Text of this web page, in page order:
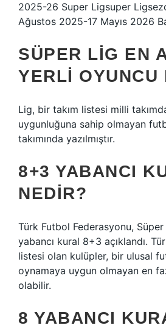
2025-26 Super Ligsuper
Ağustos 2025-17 Mayıs 2026
SÜPER LIG EN
YERLI OYUNCU
Lig, bir takım listesi milli
uygunluğuna sahip olmayan
takımında yazılmıştır.
8+3 YABANCI
NEDIR?
Türk Futbol Federasyonu,
yabancı kural 8+3 açıklandı.
listesi olan kulüpler, bir ulusal
oynamaya uygun olmayan en
olabilir.
8 YABANCI